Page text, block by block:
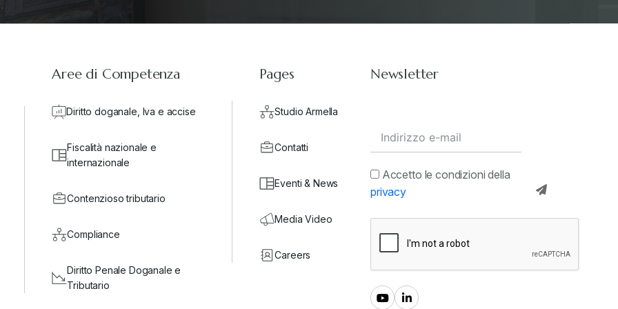
Aree di Competenza
Diritto doganale, Iva e accise
Fiscalità nazionale e
internazionale
Contenzioso tributario
Compliance
Diritto Penale Doganale e
Tributario
Pages
Studio Armella
Contatti
Eventi & News
Media Video
Careers
Newsletter
Accetto le condizioni della
privacy